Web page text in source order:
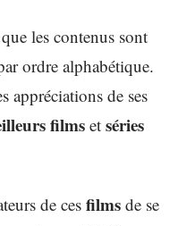
les contenus sont
ordre alphabétique.
appréciations de ses
films et séries
de ces films de se